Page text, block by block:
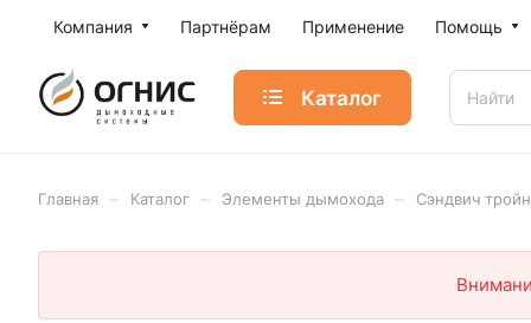
Компания Партнёрам Применение Помощь
Каталог
Главная Каталог Элементы дымохода Сэндвич